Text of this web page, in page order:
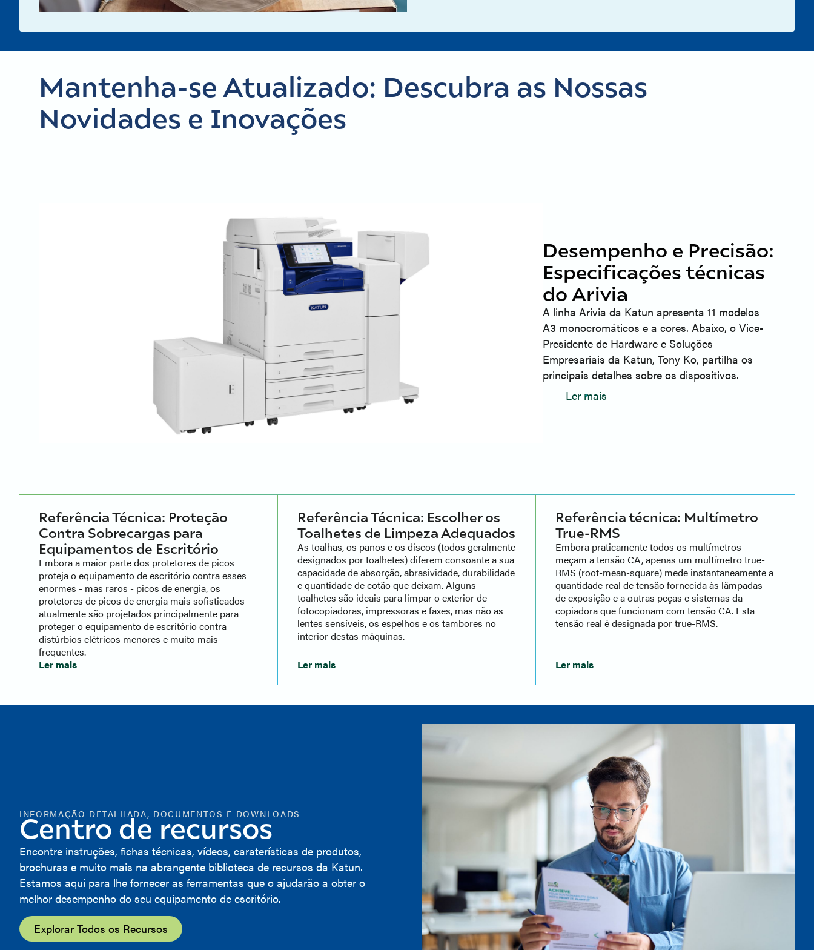
Mantenha-se Atualizado: Descubra as Nossas
Novidades e Inovações
Desempenho e Precisão:
Especificações técnicas
do Arivia
A linha Arivia da Katun apresenta 11 modelos
A3 monocromáticos e a cores. Abaixo, o Vice-
Presidente de Hardware e Soluções
Empresariais da Katun, Tony Ko, partilha os
principais detalhes sobre os dispositivos.
Ler mais
Referência Técnica: Proteção
Contra Sobrecargas para
Equipamentos de Escritório
Embora a maior parte dos protetores de picos
proteja o equipamento de escritório contra esses
enormes - mas raros - picos de energia, os
protetores de picos de energia mais sofisticados
atualmente são projetados principalmente para
proteger o equipamento de escritório contra
distúrbios elétricos menores e muito mais
frequentes.
Ler mais
Referência Técnica: Escolher os
Toalhetes de Limpeza Adequados
As toalhas, os panos e os discos (todos geralmente
designados por toalhetes) diferem consoante a sua
capacidade de absorção, abrasividade, durabilidade
e quantidade de cotão que deixam. Alguns
toalhetes são ideais para limpar o exterior de
fotocopiadoras, impressoras e faxes, mas não as
lentes sensíveis, os espelhos e os tambores no
interior destas máquinas.
Ler mais
Referência técnica: Multímetro
True-RMS
Embora praticamente todos os multímetros
meçam a tensão CA, apenas um multímetro true-
RMS (root-mean-square) mede instantaneamente a
quantidade real de tensão fornecida às lâmpadas
de exposição e a outras peças e sistemas da
copiadora que funcionam com tensão CA. Esta
tensão real é designada por true-RMS.
Ler mais
INFORMAÇÃO DETALHADA, DOCUMENTOS E DOWNLOADS
Centro de recursos
Encontre instruções, fichas técnicas, vídeos, caraterísticas de produtos,
brochuras e muito mais na abrangente biblioteca de recursos da Katun.
Estamos aqui para lhe fornecer as ferramentas que o ajudarão a obter o
melhor desempenho do seu equipamento de escritório.
Explorar Todos os Recursos